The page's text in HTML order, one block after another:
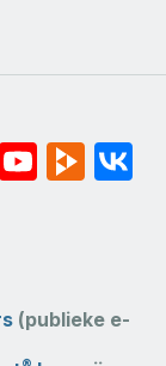
(publieke e-